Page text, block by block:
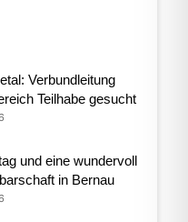
Verbundleitung
Teilhabe gesucht
und eine wundervoll
in Bernau